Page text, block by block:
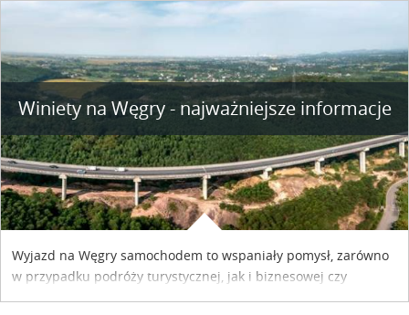
Winiety na Węgry - najważniejsze informacje
Wyjazd na Węgry samochodem to wspaniały pomysł, zarówno
w przypadku podróży turystycznej, jak i biznesowej czy
służbowej. Pamiętać tylko trzeba o wykupieniu winiety, co